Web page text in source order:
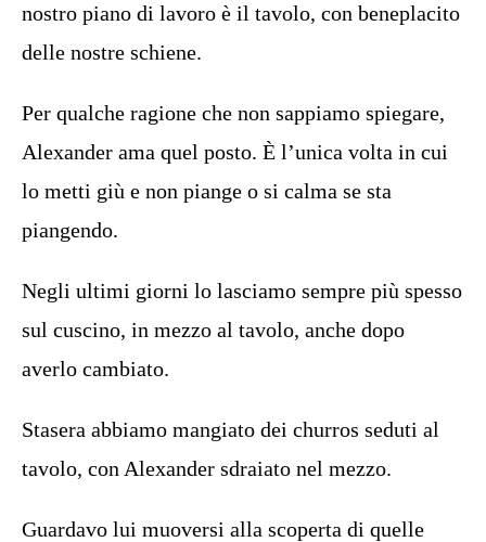
nostro piano di lavoro è il tavolo, con beneplacito
delle nostre schiene.
Per qualche ragione che non sappiamo spiegare,
Alexander ama quel posto. È l’unica volta in cui
lo metti giù e non piange o si calma se sta
piangendo.
Negli ultimi giorni lo lasciamo sempre più spesso
sul cuscino, in mezzo al tavolo, anche dopo
averlo cambiato.
Stasera abbiamo mangiato dei churros seduti al
tavolo, con Alexander sdraiato nel mezzo.
Guardavo lui muoversi alla scoperta di quelle